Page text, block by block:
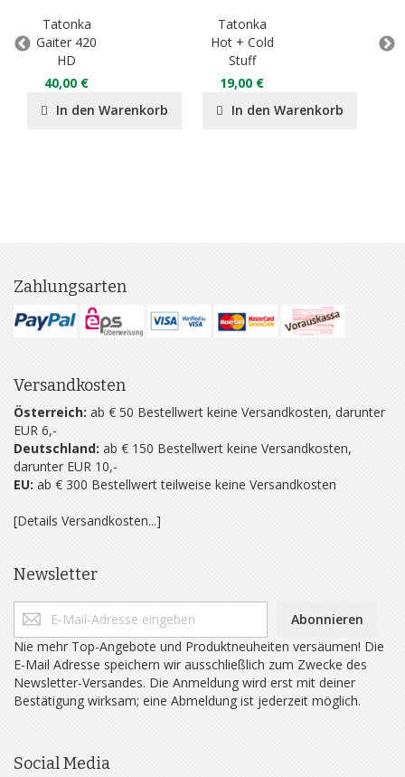
Tatonka
Gaiter 420
HD
40,00 €
In den Warenkorb
Tatonka
Hot + Cold
Stuff
19,00 €
In den Warenkorb
Zahlungsarten
Versandkosten
Österreich: ab € 50 Bestellwert keine Versandkosten, darunter
EUR 6,-
Deutschland: ab € 150 Bestellwert keine Versandkosten,
darunter EUR 10,-
EU: ab € 300 Bestellwert teilweise keine Versandkosten
[Details Versandkosten...]
Newsletter
Abonnieren
Nie mehr Top-Angebote und Produktneuheiten versäumen! Die
E-Mail Adresse speichern wir ausschließlich zum Zwecke des
Newsletter-Versandes. Die Anmeldung wird erst mit deiner
Bestätigung wirksam; eine Abmeldung ist jederzeit möglich.
Social Media